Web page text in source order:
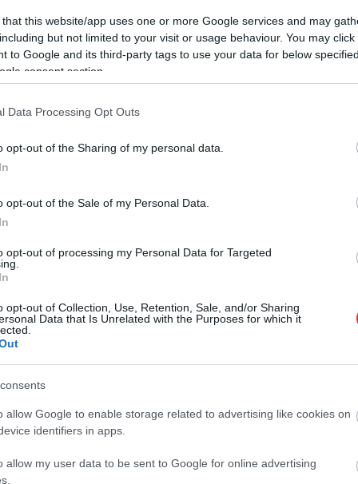
that this website/app uses one or more Google services and may
but not limited to your visit or usage behaviour. You may
to Google and its third-party tags to use your data for below
consent section.
Data Processing Opt Outs
opt-out of the Sharing of my personal data.
opt-out of the Sale of my Personal Data.
opt-out of processing my Personal Data for Targeted
opt-out of Collection, Use, Retention, Sale, and/or Sharing
Data that Is Unrelated with the Purposes for which it
allow Google to enable storage related to advertising like cookies on
identifiers in apps.
allow my user data to be sent to Google for online advertising
un viņi paņem
tad skudriņas
Bērnībā es vairāk dziedāju,
00:43
Antoņenko: Katru